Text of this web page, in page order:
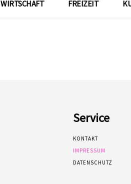
WIRTSCHAFT FREIZEIT
Service
KONTAKT
IMPRESSUM
DATENSCHUTZ